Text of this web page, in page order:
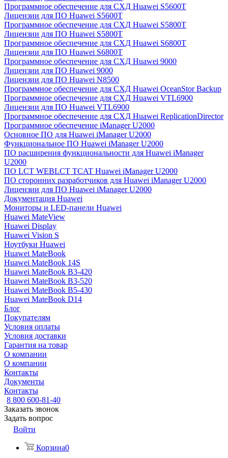
Программное обеспечение для СХД Huawei S5600T
Лицензии для ПО Huawei S5600T
Программное обеспечение для СХД Huawei S5800T
Лицензии для ПО Huawei S5800T
Программное обеспечение для СХД Huawei S6800T
Лицензии для ПО Huawei S6800T
Программное обеспечение для СХД Huawei 9000
Лицензии для ПО Huawei 9000
Лицензии для ПО Huawei N8500
Программное обеспечение для СХД Huawei OceanStor Backup
Программное обеспечение для СХД Huawei VTL6900
Лицензии для ПО Huawei VTL6900
Программное обеспечение для СХД Huawei ReplicationDirector
Программное обеспечение iManager U2000
Основное ПО для Huawei iManager U2000
Функциональное ПО Huawei iManager U2000
ПО расширения функциональности для Huawei iManager
U2000
ПО LCT WEBLCT TCAT Huawei iManager U2000
ПО сторонних разработчиков для Huawei iManager U2000
Лицензии для ПО Huawei iManager U2000
Документация Huawei
Мониторы и LED-панели Huawei
Huawei MateView
Huawei Display
Huawei Vision S
Ноутбуки Huawei
Huawei MateBook
Huawei MateBook 14S
Huawei MateBook B3-420
Huawei MateBook B3-520
Huawei MateBook B5-430
Huawei MateBook D14
Блог
Покупателям
Условия оплаты
Условия доставки
Гарантия на товар
О компании
О компании
Контакты
Документы
Контакты
8 800 600-81-40
Заказать звонок
Задать вопрос
Войти
Корзина0